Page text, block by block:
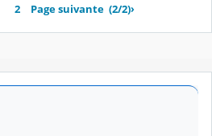
2 Page suivante (2/2)›